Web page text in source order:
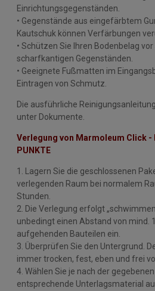
Einrichtungsgegenständen.
• Gegenstände aus eingefärbtem
Kautschuk können Verfärbungen
• Schützen Sie Ihren Bodenbelag
scharfkantigen Gegenständen.
• Geeignete Fußmatten im
Eintragen von Schmutz.
Die ausführliche
unter Dokumente.
Verlegung von Marmoleum Click -
PUNKTE
1. Lagern Sie die geschlossenen
verlegenden Raum bei normalem
Stunden.
2. Die Verlegung erfolgt
unbedingt einen Abstand von mind.
aufgehenden Bauteilen ein.
3. Überprüfen Sie den Untergrund.
immer trocken, fest, eben und frei
4. Wählen Sie je nach der
entsprechende Unterlagsmaterial